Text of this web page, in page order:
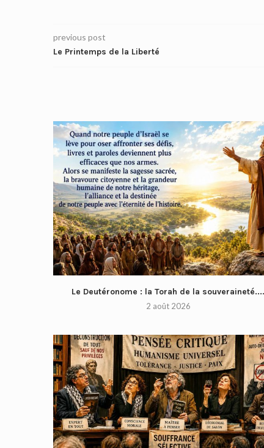
previous post
Le Printemps de la Liberté
Le Deutéronome : la Torah de la souveraineté....
2 août 2026